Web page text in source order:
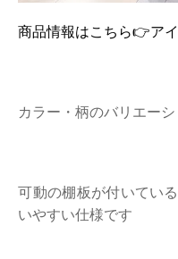
商品情報はこちら👉ア
カラー・柄のバリエー
可動の棚板が付いてい
いやすい仕様です